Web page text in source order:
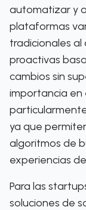
automatizar y
plataformas
tradicionales
proactivas
cambios sin
importancia en
ya que
algoritmos de
experiencias
Para las
soluciones de